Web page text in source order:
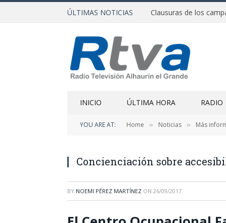
ÚLTIMAS NOTICIAS
INICIO ÚLTIMA HORA RADIO
YOU ARE AT: Home » Noticias » Más
Concienciación sobre
BY NOEMI PÉREZ MARTÍNEZ ON 26/09/2017